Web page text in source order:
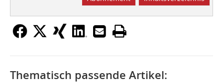
Thematisch passende Artikel: